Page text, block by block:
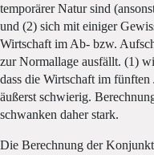
temporärer Natur sind
und (2) sich mit einiger
Wirtschaft im Ab- bzw.
zur Normallage ausfällt. (1)
dass die Wirtschaft im fünften
äußerst schwierig.
schwanken daher stark.
Die Berechnung der